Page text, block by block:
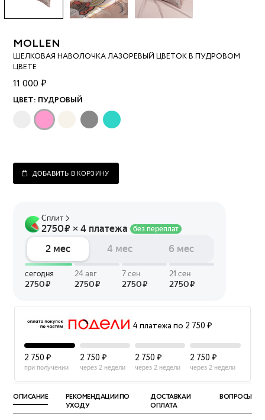
MOLLEN
ШЕЛКОВАЯ НАВОЛОЧКА ЛАЗОРЕВЫЙ ЦВЕТОК В ПУДРОВОМ
ЦВЕТЕ
11 000 ₽
ЦВЕТ: ПУДРОВЫЙ
ДОБАВИТЬ В КОРЗИНУ
4 платежа по 2 750 ₽
2 750 ₽
при получении
2 750 ₽
через 2 недели
2 750 ₽
через 2 недели
2 750 ₽
через 2 недели
ОПИСАНИЕ
РЕКОМЕНДАЦИИ ПО
УХОДУ
ДОСТАВКА И
ОПЛАТА
ВОПРОСЫ